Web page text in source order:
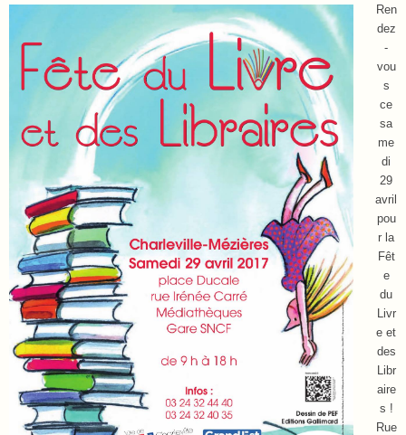
Ren
dez
-
vou
s
ce
sa
me
di
29
avril
pou
r la
Fêt
e
du
Livr
e et
des
Libr
aire
s !
Rue